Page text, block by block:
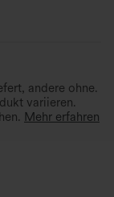
andere ohne.
variieren.
Mehr erfahren